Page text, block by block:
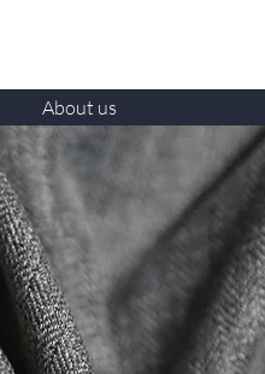
About us